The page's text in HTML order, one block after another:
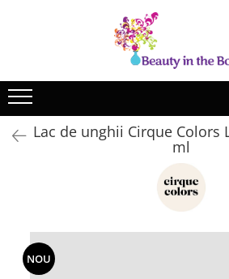
OPI
ILNP
Zoya
Cuticula
Base coat
Top Coat
IngrijireLac de unghii Cirque Colors
ml
NOU